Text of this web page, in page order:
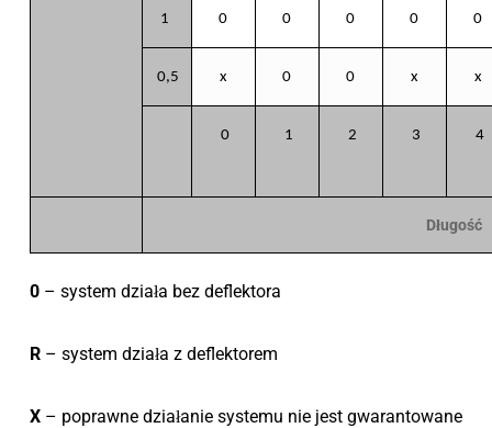
1 0 0 0 0 0
0,5 x 0 0 x x
0 1 2 3 4
Długość
0– system działa bez deflektora
R– system działa z deflektorem
X– poprawne działanie systemu nie jest gwarantowane